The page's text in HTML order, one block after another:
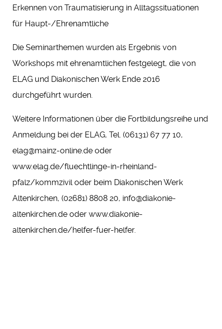
Erkennen von Traumatisierung in Alltagssituationen
für Haupt-/Ehrenamtliche
Die Seminarthemen wurden als Ergebnis von
Workshops mit ehrenamtlichen festgelegt, die von
ELAG und Diakonischen Werk Ende 2016
durchgeführt wurden.
Weitere Informationen über die Fortbildungsreihe und
Anmeldung bei der ELAG, Tel. (06131) 67 77 10,
elag@mainz-online.de oder
www.elag.de/fluechtlinge-in-rheinland-
pfalz/kommzivil oder beim Diakonischen Werk
Altenkirchen, (02681) 8808 20, info@diakonie-
altenkirchen.de oder www.diakonie-
altenkirchen.de/helfer-fuer-helfer.